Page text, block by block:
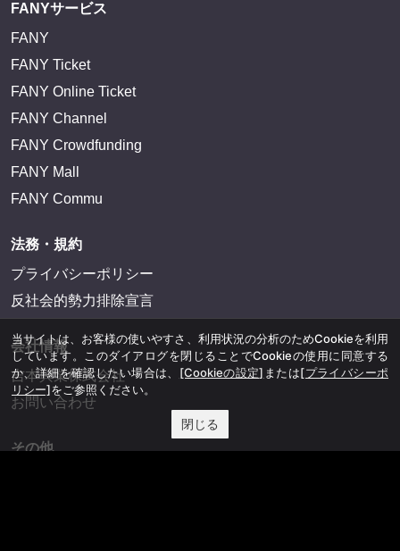
FANYサービス
FANY
FANY Ticket
FANY Online Ticket
FANY Channel
FANY Crowdfunding
FANY Mall
FANY Commu
法務・規約
プライバシーポリシー
反社会的勢力排除宣言
会社情報
吉本興業株式会社
お問い合わせ
その他
当サイトは、お客様の使いやすさ、利用状況の分析のためCookieを利用
しています。このダイアログを閉じることでCookieの使用に同意する
か、詳細を確認したい場合は、 [Cookieの設定] または[プライバシーポ
リシー]をご参照ください。
閉じる